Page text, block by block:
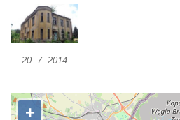
Rodný dům Josefa Hory v Dobříni
Královská mincovna v Jáchymově
Dům čp. 31 ve Velenicích
20. 7. 2014